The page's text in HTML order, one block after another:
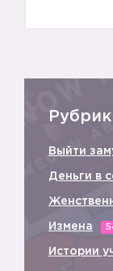
Выйти
Деньги в
Измена
Истории